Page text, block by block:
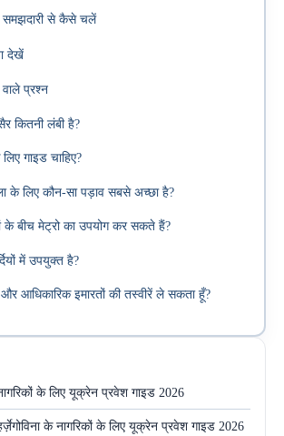
समझदारी से कैसे चलें
देखें
प्रश्न
कितनी लंबी है?
गाइड चाहिए?
के लिए कौन-सा पड़ाव सबसे अच्छा है?
के बीच मेट्रो का उपयोग कर सकते हैं?
में उपयुक्त है?
और आधिकारिक इमारतों की तस्वीरें ले सकता हूँ?
के लिए यूक्रेन प्रवेश गाइड 2026
के नागरिकों के लिए यूक्रेन प्रवेश गाइड 2026